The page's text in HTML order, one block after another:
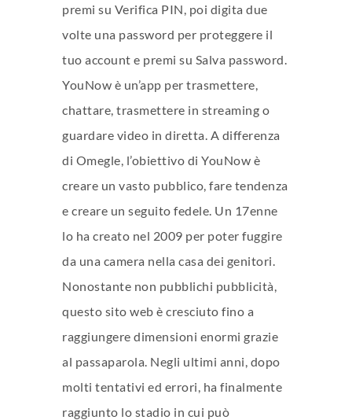
premi su Verifica PIN, poi digita due
volte una password per proteggere il
tuo account e premi su Salva password.
YouNow è un’app per trasmettere,
chattare, trasmettere in streaming o
guardare video in diretta. A differenza
di Omegle, l’obiettivo di YouNow è
creare un vasto pubblico, fare tendenza
e creare un seguito fedele. Un 17enne
lo ha creato nel 2009 per poter fuggire
da una camera nella casa dei genitori.
Nonostante non pubblichi pubblicità,
questo sito web è cresciuto fino a
raggiungere dimensioni enormi grazie
al passaparola. Negli ultimi anni, dopo
molti tentativi ed errori, ha finalmente
raggiunto lo stadio in cui può